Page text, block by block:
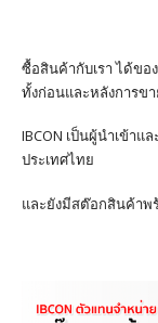
ซื้อสินค้ากับเรา ได้ข
ทั้งก่อนและหลังการข
IBCON เป็นผู้นำเข้าแ
ประเทศไทย
และยังมีสต๊อกสินค้าพ